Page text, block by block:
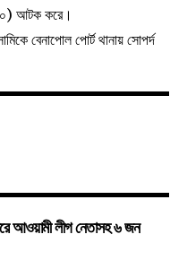
আটক করে।
বেনাপোল পোর্ট থানায় সোপর্দ
আওয়ামী লীগ নেতাসহ ৬ জন